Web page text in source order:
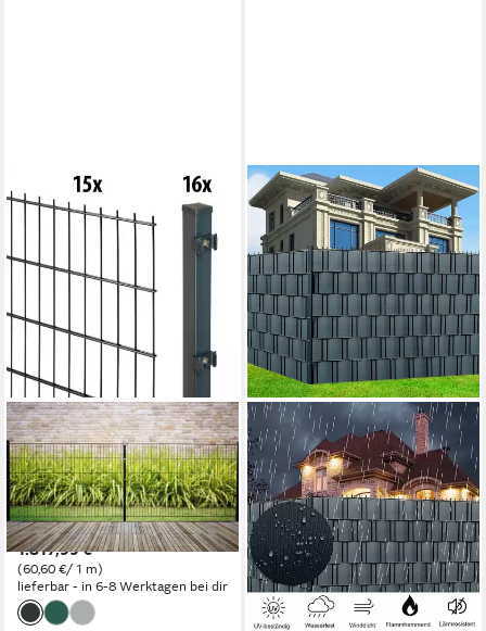
GARDEN 'N' MORE
Doppelstabmattenzaun
Standard, (31-St), 15
Elemente für 30 m, LxH: 200
x 163 cm, mit 16 Pfosten
1.817,99 €
(60,60 €/ 1 m)
lieferbar - in 6-8 Werktagen bei dir